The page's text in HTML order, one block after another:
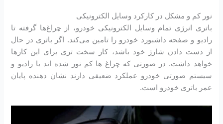
نور کم و مشکل در کارکرد وسایل الکترونیکی
باتری انرژی تمام وسایل الکترونیکی خودرو، از چراغ‌ها گرفته تا
رادیو و صفحه داشبورد خودرو را تامین می‌کند. اگر باتری در حال
از دست دادن شارژ خود باشد، کار سخت تری برای این کارها
خواهد داشت. در صورتی که چراغ ها کم نور شده اند یا رادیو و
سیستم صورتی خودرو عملکرد ضعیفی دارند نشان دهنده پایان
عمر باتری خودرو است.